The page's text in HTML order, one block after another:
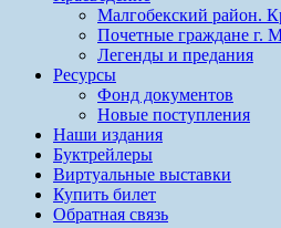
Малгобекский район.
Почетные граждане г.
Легенды и предания
Ресурсы
Фонд документов
Новые поступления
Наши издания
Буктрейлеры
Виртуальные выставки
Купить билет
Обратная связь